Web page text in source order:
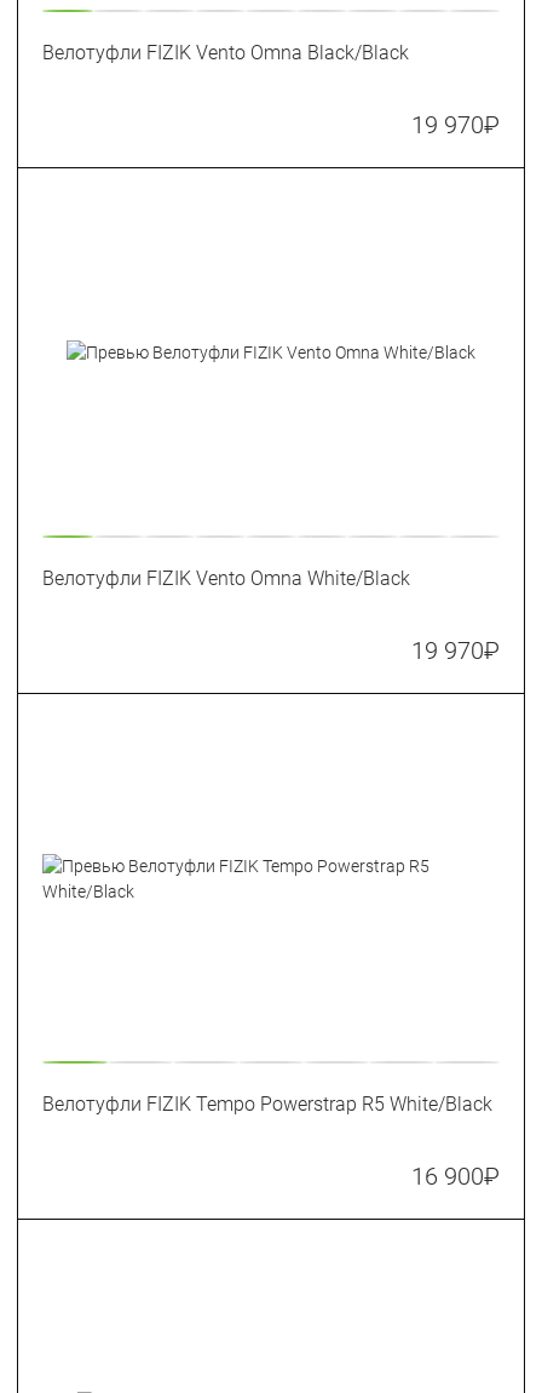
Велотуфли FIZIK Vento Omna Black/Black
19 970₽
Велотуфли FIZIK Vento Omna White/Black
19 970₽
Велотуфли FIZIK Tempo Powerstrap R5 White/Black
16 900₽